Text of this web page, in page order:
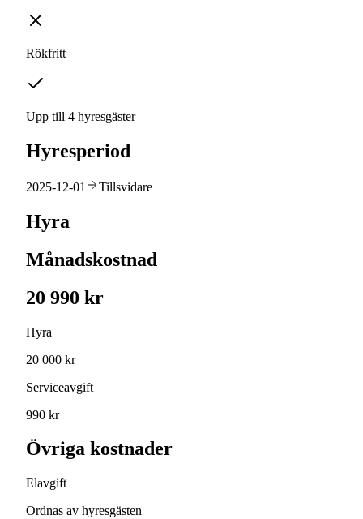
Rökfritt
Upp till 4 hyresgäster
Hyresperiod
2025-12-01 Tillsvidare
Hyra
Månadskostnad
20 990 kr
Hyra
20 000 kr
Serviceavgift
990 kr
Övriga kostnader
Elavgift
Ordnas av hyresgästen